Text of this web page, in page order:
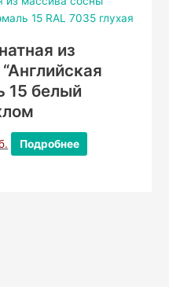
из
15 белый
Подробнее